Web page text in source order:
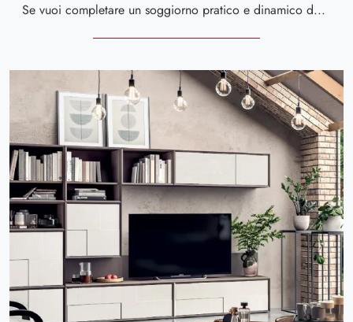
Se vuoi completare un soggiorno pratico e dinamico dalle linee moderne, ecco a te la parete attrezzata Le Spezie composizione 03 Le Fablier.